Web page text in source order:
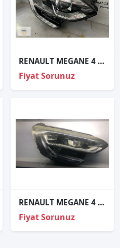
RENAULT MEGANE 4 MAKYAJLI SAĞ FAR ORJİNAL
Fiyat Sorunuz
RENAULT MEGANE 4 ORJİNAL ÇIKMA SAĞ FAR
Fiyat Sorunuz